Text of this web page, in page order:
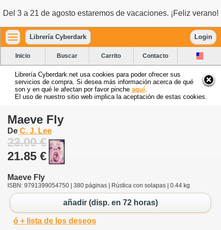
Del 3 a 21 de agosto estaremos de vacaciones. ¡Feliz verano!
Librería Cyberdark Login
Inicio Buscar Carrito Contacto
Librería Cyberdark.net usa cookies para poder ofrecer sus
servicios de compra. Si desea más información acerca de qué
son y en qué le afectan por favor pinche aquí
El uso de nuestro sitio web implica la aceptación de estas cookies.
Maeve Fly
De C. J. Lee
23.00 €
21.85 €
Maeve Fly
ISBN: 9791399054750 | 380 páginas | Rústica con solapas | 0.44 kg
añadir (disp. en 72 horas)
ó + lista de los deseos